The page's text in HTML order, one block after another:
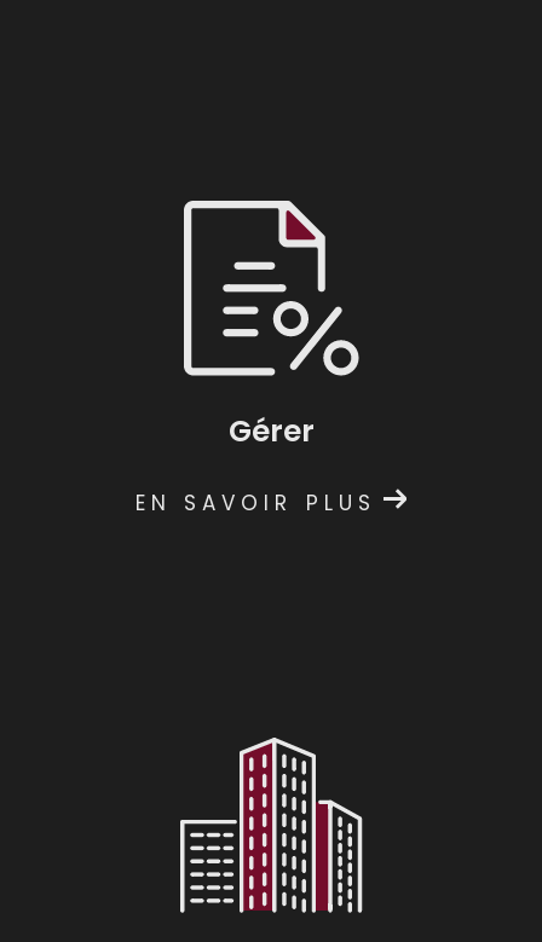
Gérer
EN SAVOIR PLUS